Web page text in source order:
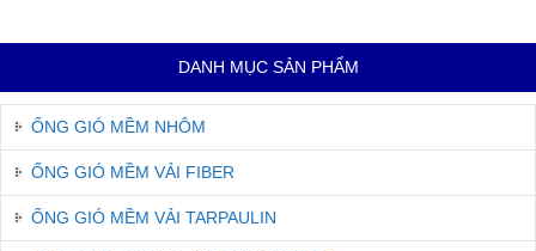
DANH MỤC SẢN PHẨM
ỐNG GIÓ MỀM NHÔM
ỐNG GIÓ MỀM VẢI FIBER
ỐNG GIÓ MỀM VẢI TARPAULIN